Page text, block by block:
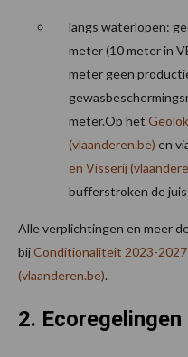
langs waterlopen:
meter (10 meter in
meter geen
meter.Op het
(vlaanderen.be) en
en Visserij
bufferstroken de
Alle verplichtingen en meer
bijConditionaliteit 2023-
(vlaanderen.be).
2. Ecoregelingen